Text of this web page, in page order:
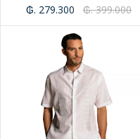
₲. 279.300 ₲. 399.000